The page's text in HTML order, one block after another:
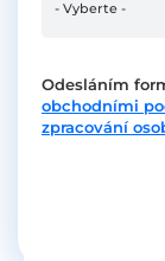
Odesláním
obchodními
zpracování